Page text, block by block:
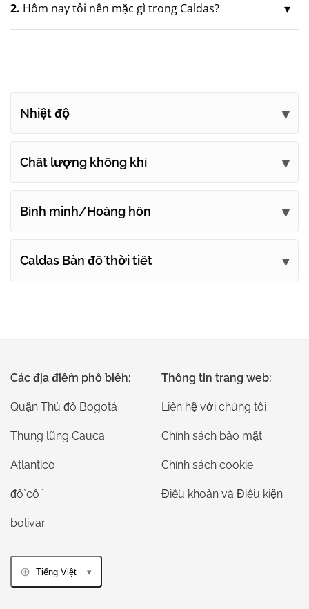
2. Hôm nay tôi nên mặc gì trong Caldas?
Nhiệt độ
Chất lượng không khí
Bình minh/Hoàng hôn
Caldas Bản đồ thời tiết
Các địa điểm phổ biến:
Quận Thủ đô Bogotá
Thung lũng Cauca
Atlantico
đồ cổ
bolivar
Thông tin trang web:
Liên hệ với chúng tôi
Chính sách bảo mật
Chính sách cookie
Điều khoản và Điều kiện
Tiếng Việt